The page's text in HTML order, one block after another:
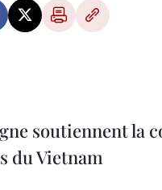
soutiennent la
du Vietnam